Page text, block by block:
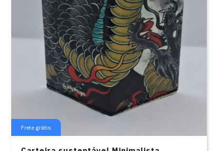
Frete grátis